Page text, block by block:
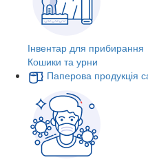
Інвентар для прибирання
Кошики та урни
Паперова продукція